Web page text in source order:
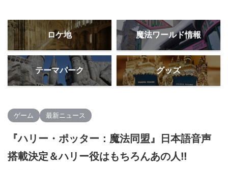
ロケ地 魔法ワールド情報
テーマパーク グッズ
ゲーム 最新ニュース
『ハリー・ポッター：魔法同盟』日本語音声
搭載決定＆ハリー役はもちろんあの人!!